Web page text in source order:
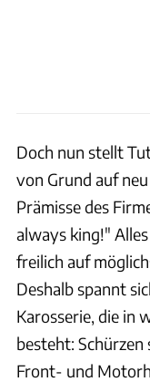
Doch nun stellt
von Grund auf
Prämisse des
always king!"
freilich auf
Deshalb spannt
Karosserie, die in
besteht:
Front- und